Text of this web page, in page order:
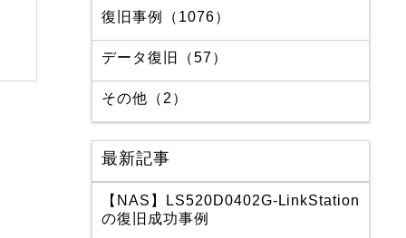
復旧事例（1076）
データ復旧（57）
その他（2）
最新記事
【NAS】LS520D0402G-LinkStation
の復旧成功事例